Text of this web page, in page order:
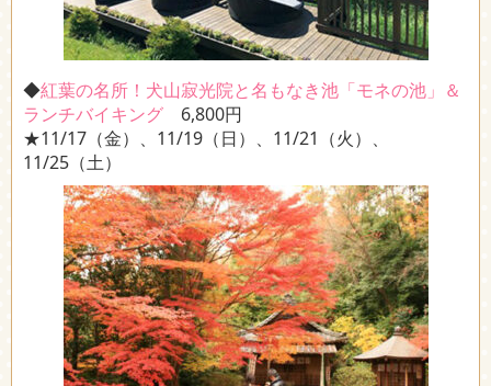
◆紅葉の名所！犬山寂光院と名もなき池「モネの池」＆
ランチバイキング 6,800円
★11/17（金）、11/19（日）、11/21（火）、
11/25（土）